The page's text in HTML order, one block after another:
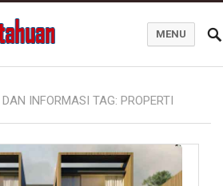
MENU
INFORMASI TAG: PROPERTI